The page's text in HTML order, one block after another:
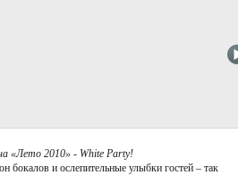
«Лето 2010» - White Party!
бокалов и ослепительные улыбки гостей – так